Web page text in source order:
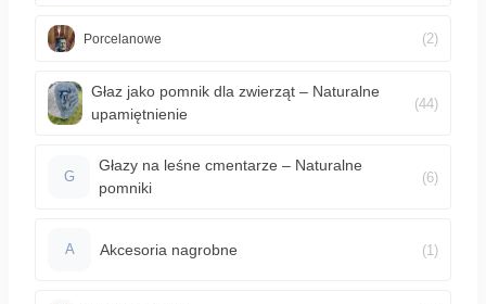
Porcelanowe (2)
Głaz jako pomnik dla zwierząt – Naturalne
upamiętnienie
(44)
G
Głazy na leśne cmentarze – Naturalne
pomniki
(6)
A Akcesoria nagrobne (1)